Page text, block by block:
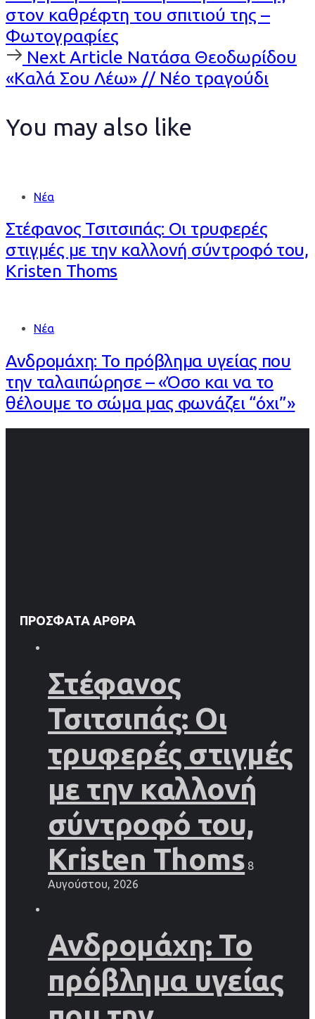
στον καθρέφτη του σπιτιού της –
Φωτογραφίες
Next
Article
Next Article Νατάσα Θεοδωρίδου
«Καλά Σου Λέω» // Νέο τραγούδι
You may also like
Νέα
Στέφανος Τσιτσιπάς: Οι τρυφερές
στιγμές με την καλλονή σύντροφό του,
Kristen Thoms
Νέα
Ανδρομάχη: Το πρόβλημα υγείας που
την ταλαιπώρησε – «Όσο και να το
θέλουμε το σώμα μας φωνάζει “όχι”»
ΠΡΌΣΦΑΤΑ ΆΡΘΡΑ
Στέφανος
Τσιτσιπάς: Οι
τρυφερές στιγμές
με την καλλονή
σύντροφό του,
Kristen Thoms 8
Αυγούστου, 2026
Ανδρομάχη: Το
πρόβλημα υγείας